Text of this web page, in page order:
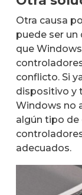
Otra causa
puede ser un
que
conflicto. Si
dispositivo y
Windows no
algún tipo de
adecuados.